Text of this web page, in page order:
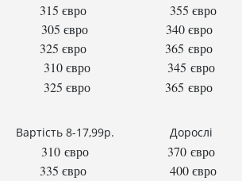
315 євро 355 євро
305 євро 340 євро
325 євро 365 євро
310 євро 345 євро
325 євро 365 євро
Вартість 8-17,99р. Дорослі
310 євро
370 євро
335 євро
400 євро